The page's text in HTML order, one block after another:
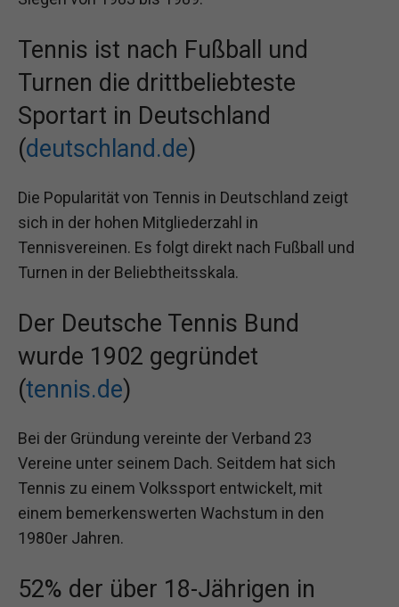
Tennis ist nach Fußball und
Turnen die drittbeliebteste
Sportart in Deutschland
(deutschland.de)
Die Popularität von Tennis in Deutschland zeigt
sich in der hohen Mitgliederzahl in
Tennisvereinen. Es folgt direkt nach Fußball und
Turnen in der Beliebtheitsskala.
Der Deutsche Tennis Bund
wurde 1902 gegründet
(tennis.de)
Bei der Gründung vereinte der Verband 23
Vereine unter seinem Dach. Seitdem hat sich
Tennis zu einem Volkssport entwickelt, mit
einem bemerkenswerten Wachstum in den
1980er Jahren.
52% der über 18-Jährigen in